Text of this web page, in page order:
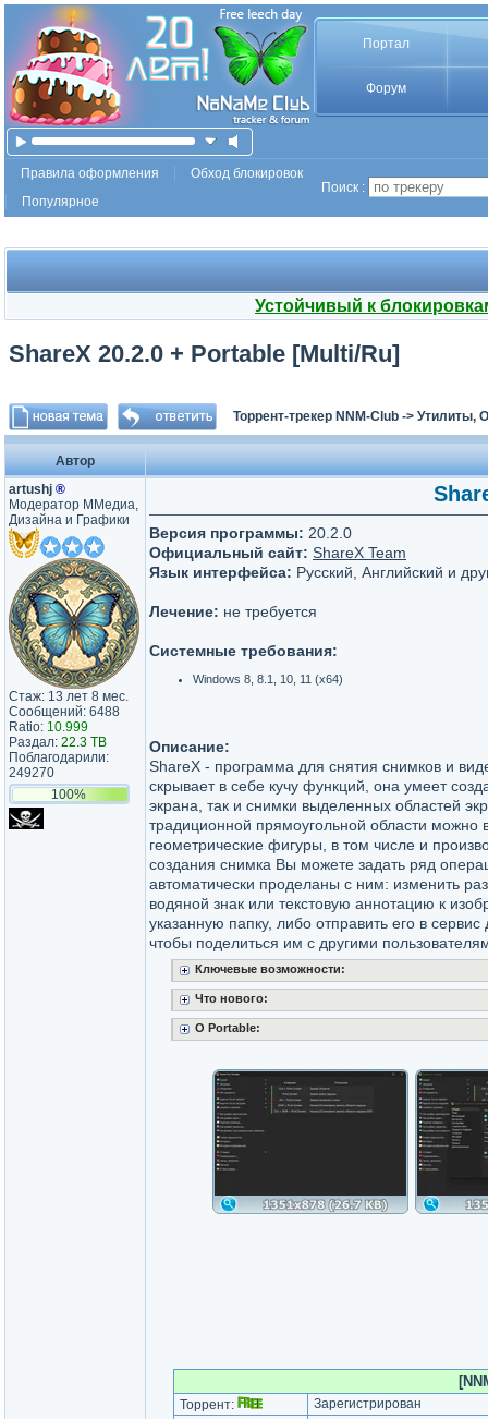
Портал
Форум
Правила оформления
Обход блокировок
Популярное
Поиск :
Устойчивый к
ShareX 20.2.0 + Portable [Multi/Ru]
Торрент-трекер NNM-Club -> Утилиты,
Автор
artushj ®
Модератор ММедиа,
Дизайна и Графики
Стаж: 13 лет 8 мес.
Сообщений: 6488
Ratio: 10.999
Раздал: 22.3 TB
Поблагодарили:
249270
100%
Версия программы: 20.2.0
Официальный сайт: ShareX Team
Язык интерфейса: Русский, Английский и
Лечение: не требуется
Системные требования:
Windows 8, 8.1, 10, 11 (x64)
Описание:
ShareX - программа для снятия снимков и
скрывает в себе кучу функций, она умеет
экрана, так и снимки выделенных областей
традиционной прямоугольной области можно
геометрические фигуры, в том числе и
создания снимка Вы можете задать ряд
автоматически проделаны с ним: изменить
водяной знак или текстовую аннотацию к
указанную папку, либо отправить его в
чтобы поделиться им с другими
Ключевые возможности:
Что нового:
O Portable:
Торрент:
Зарегистрирован